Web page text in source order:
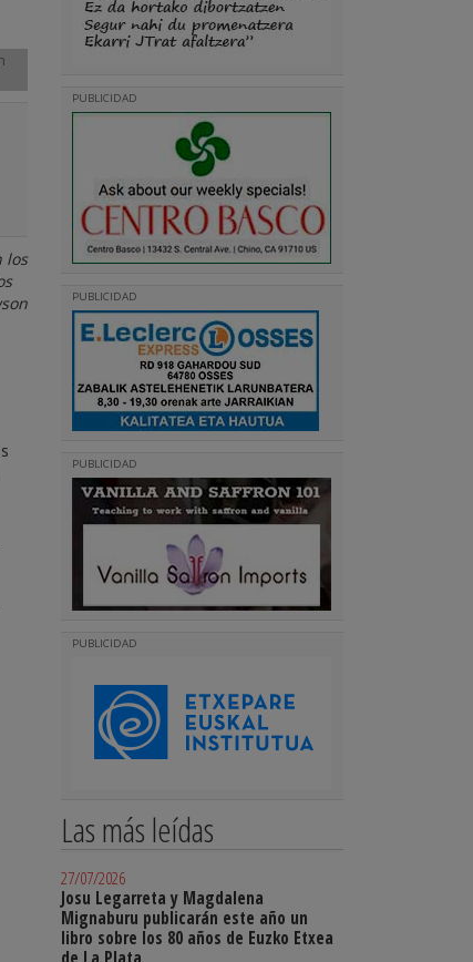
los
PUBLICIDAD
PUBLICIDAD
PUBLICIDAD
PUBLICIDAD
Las más leídas
27/07/2026
Josu Legarreta y Magdalena
Mignaburu publicarán este año un
libro sobre los 80 años de Euzko Etxea